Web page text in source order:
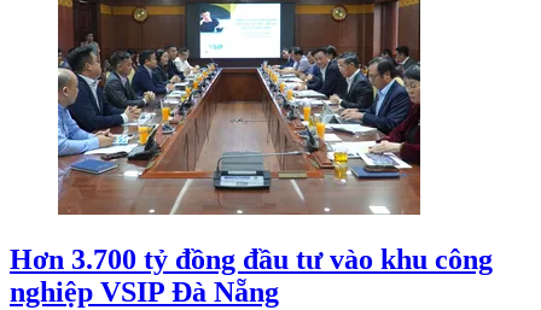
Hơn 3.700 tỷ đồng đầu tư vào khu công
nghiệp VSIP Đà Nẵng